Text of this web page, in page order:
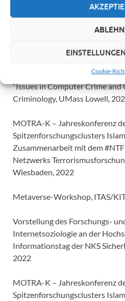
Cookie-
Spitzenforschungsclusters
Zusammenarbeit mit dem
Wiesbaden, 2023
Internet Sociology and Security
“Issues in Computer Crime and
Criminology, UMass Lowell,
MOTRA-K – Jahreskonferenz
Spitzenforschungsclusters
Zusammenarbeit mit dem
Netzwerks
Wiesbaden, 2022
Metaverse-Workshop, ITAS/
Vorstellung des Forschungs-
Internetsoziologie an der
Informationstag der NKS
2022
MOTRA-K – Jahreskonferenz
Spitzenforschungsclusters